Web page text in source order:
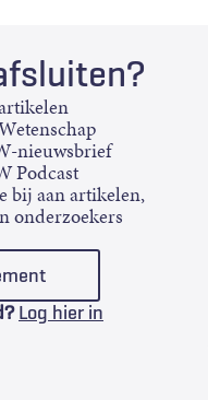
nieuwsbrief
Podcast
bij aan artikelen,
onderzoekers
Log hier in